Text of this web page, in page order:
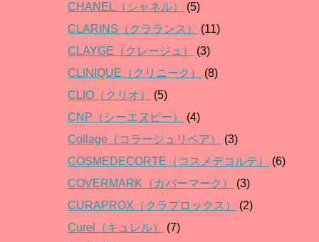
CHANEL（シャネル）
(5)
CLARINS（クラランス）
(11)
CLAYGE（クレージュ）
(3)
CLINIQUE（クリニーク）
(8)
CLIO（クリオ）
(5)
CNP（シーエヌピー）
(4)
Collage（コラージュリペア）
(3)
COSMEDECORTE（コスメデコルテ）
(6)
COVERMARK（カバーマーク）
(3)
CURAPROX（クラプロックス）
(2)
Curel（キュレル）
(7)